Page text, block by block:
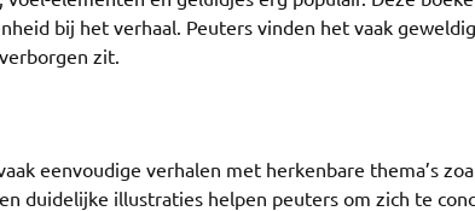
bij het verhaal. Peuters vinden het vaak
zit.
eenvoudige verhalen met herkenbare thema’s
duidelijke illustraties helpen peuters om zich te